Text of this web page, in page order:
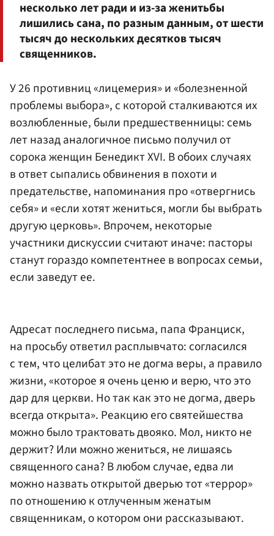
несколько лет ради и из-за женитьбы
лишились сана, по разным данным, от шести
тысяч до нескольких десятков тысяч
священников.
У 26 противниц «лицемерия» и «болезненной
проблемы выбора», с которой сталкиваются их
возлюбленные, были предшественницы: семь
лет назад аналогичное письмо получил от
сорока женщин Бенедикт XVI. В обоих случаях
в ответ сыпались обвинения в похоти и
предательстве, напоминания про «отвергнись
себя» и «если хотят жениться, могли бы выбрать
другую церковь». Впрочем, некоторые
участники дискуссии считают иначе: пасторы
станут гораздо компетентнее в вопросах семьи,
если заведут ее.
Адресат последнего письма, папа Франциск,
на просьбу ответил расплывчато: согласился
с тем, что целибат это не догма веры, а правило
жизни, «которое я очень ценю и верю, что это
дар для церкви. Но так как это не догма, дверь
всегда открыта». Реакцию его святейшества
можно было трактовать двояко. Мол, никто не
держит? Или можно жениться, не лишаясь
священного сана? В любом случае, едва ли
можно назвать открытой дверью тот «террор»
по отношению к отлученным женатым
священникам, о котором они рассказывают.